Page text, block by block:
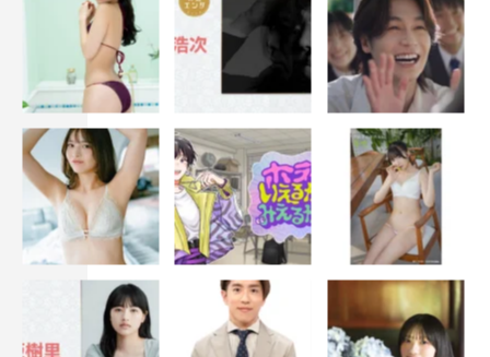
＜無料見逃し配信＞
TVer、MBS動画イズム、GYAO！ほかにて無料見逃し配信
出演：矢作穂香 伊藤健太郎 伊藤修子
原作：ミツコ『ピーナッツバターサンドウィッチ』（講談
社「withonline」連載中）
総監修：スミス
監督：椿本慶次郎、山岸一行
脚本：伊達さん、下田悠子
制作：ソケット
製作：『ピーナッツバターサンドウィッチ』製作委員会・
MBS